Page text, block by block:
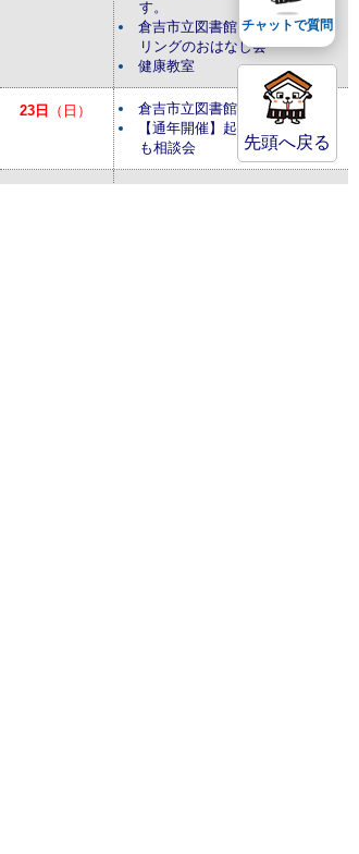
す。
倉吉市立図書館：ストーリーテ
リングのおはなし会
健康教室
23日 （日）
倉吉市立図書館：おはなしかい
【通年開催】起業・経営なんで
も相談会
先頭へ戻る
チャットで質問